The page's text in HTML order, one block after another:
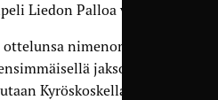
Liedon Palloa vastaan.
nimenomaan
jaksolla
Kyröskoskella välttää.